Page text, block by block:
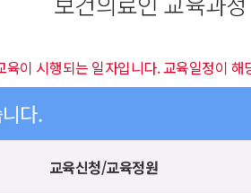
이 시행되는 일자입니다. 교육일정이 해
다.
교육신청/교육정원